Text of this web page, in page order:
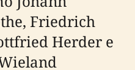
Friedrich
Herder e